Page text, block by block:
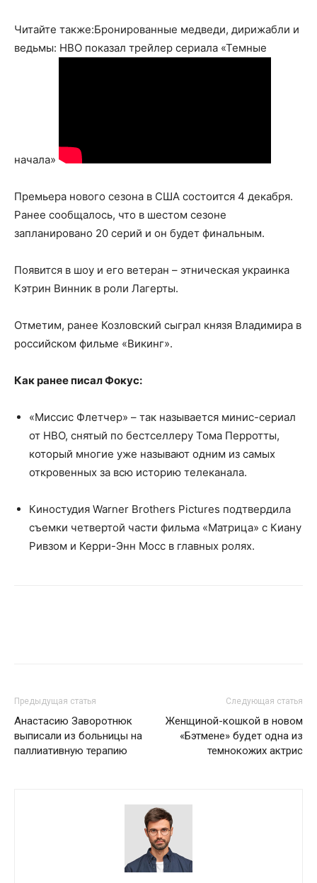
Читайте также:Бронированные медведи, дирижабли и
ведьмы: НВО показал трейлер сериала «Темные
начала»
Премьера нового сезона в США состоится 4 декабря.
Ранее сообщалось, что в шестом сезоне
запланировано 20 серий и он будет финальным.
Появится в шоу и его ветеран – этническая украинка
Кэтрин Винник в роли Лагерты.
Отметим, ранее Козловский сыграл князя Владимира в
российском фильме «Викинг».
Как ранее писал Фокус:
«Миссис Флетчер» – так называется минис-сериал
от НВО, снятый по бестселлеру Тома Перротты,
который многие уже называют одним из самых
откровенных за всю историю телеканала.
Киностудия Warner Brothers Pictures подтвердила
съемки четвертой части фильма «Матрица» с Киану
Ривзом и Керри-Энн Мосс в главных ролях.
Предыдущая статья
Анастасию Заворотнюк
выписали из больницы на
паллиативную терапию
Следующая статья
Женщиной-кошкой в новом
«Бэтмене» будет одна из
темнокожих актрис